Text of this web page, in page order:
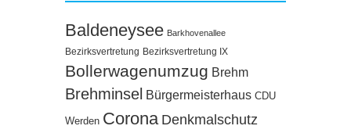
Baldeneysee Barkhovenallee
Bezirksvertretung Bezirksvertretung IX
Bollerwagenumzug Brehm
Brehminsel Bürgermeisterhaus CDU
Werden Corona Denkmalschutz